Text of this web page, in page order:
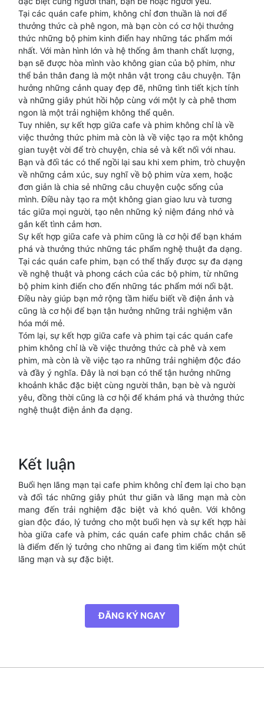
Tại các quán cafe phim, không chỉ đơn thuần là nơi để
thưởng thức cà phê ngon, mà bạn còn có cơ hội thưởng
thức những bộ phim kinh điển hay những tác phẩm mới
nhất. Với màn hình lớn và hệ thống âm thanh chất lượng,
bạn sẽ được hòa mình vào không gian của bộ phim, như
thể bản thân đang là một nhân vật trong câu chuyện. Tận
hưởng những cảnh quay đẹp đẽ, những tình tiết kịch tính
và những giây phút hồi hộp cùng với một ly cà phê thơm
ngon là một trải nghiệm không thể quên.
Tuy nhiên, sự kết hợp giữa cafe và phim không chỉ là về
việc thưởng thức phim mà còn là về việc tạo ra một không
gian tuyệt vời để trò chuyện, chia sẻ và kết nối với nhau.
Bạn và đối tác có thể ngồi lại sau khi xem phim, trò chuyện
về những cảm xúc, suy nghĩ về bộ phim vừa xem, hoặc
đơn giản là chia sẻ những câu chuyện cuộc sống của
mình. Điều này tạo ra một không gian giao lưu và tương
tác giữa mọi người, tạo nên những kỷ niệm đáng nhớ và
gắn kết tình cảm hơn.
Sự kết hợp giữa cafe và phim cũng là cơ hội để bạn khám
phá và thưởng thức những tác phẩm nghệ thuật đa dạng.
Tại các quán cafe phim, bạn có thể thấy được sự đa dạng
về nghệ thuật và phong cách của các bộ phim, từ những
bộ phim kinh điển cho đến những tác phẩm mới nổi bật.
Điều này giúp bạn mở rộng tầm hiểu biết về điện ảnh và
cũng là cơ hội để bạn tận hưởng những trải nghiệm văn
hóa mới mẻ.
Tóm lại, sự kết hợp giữa cafe và phim tại các quán cafe
phim không chỉ là về việc thưởng thức cà phê và xem
phim, mà còn là về việc tạo ra những trải nghiệm độc đáo
và đầy ý nghĩa. Đây là nơi bạn có thể tận hưởng những
khoảnh khắc đặc biệt cùng người thân, bạn bè và người
yêu, đồng thời cũng là cơ hội để khám phá và thưởng thức
nghệ thuật điện ảnh đa dạng.
Kết luận
Buổi hẹn lãng mạn tại cafe phim không chỉ đem lại cho bạn
và đối tác những giây phút thư giãn và lãng mạn mà còn
mang đến trải nghiệm đặc biệt và khó quên. Với không
gian độc đáo, lý tưởng cho một buổi hẹn và sự kết hợp hài
hòa giữa cafe và phim, các quán cafe phim chắc chắn sẽ
là điểm đến lý tưởng cho những ai đang tìm kiếm một chút
lãng mạn và sự đặc biệt.
ĐĂNG KÝ NGAY